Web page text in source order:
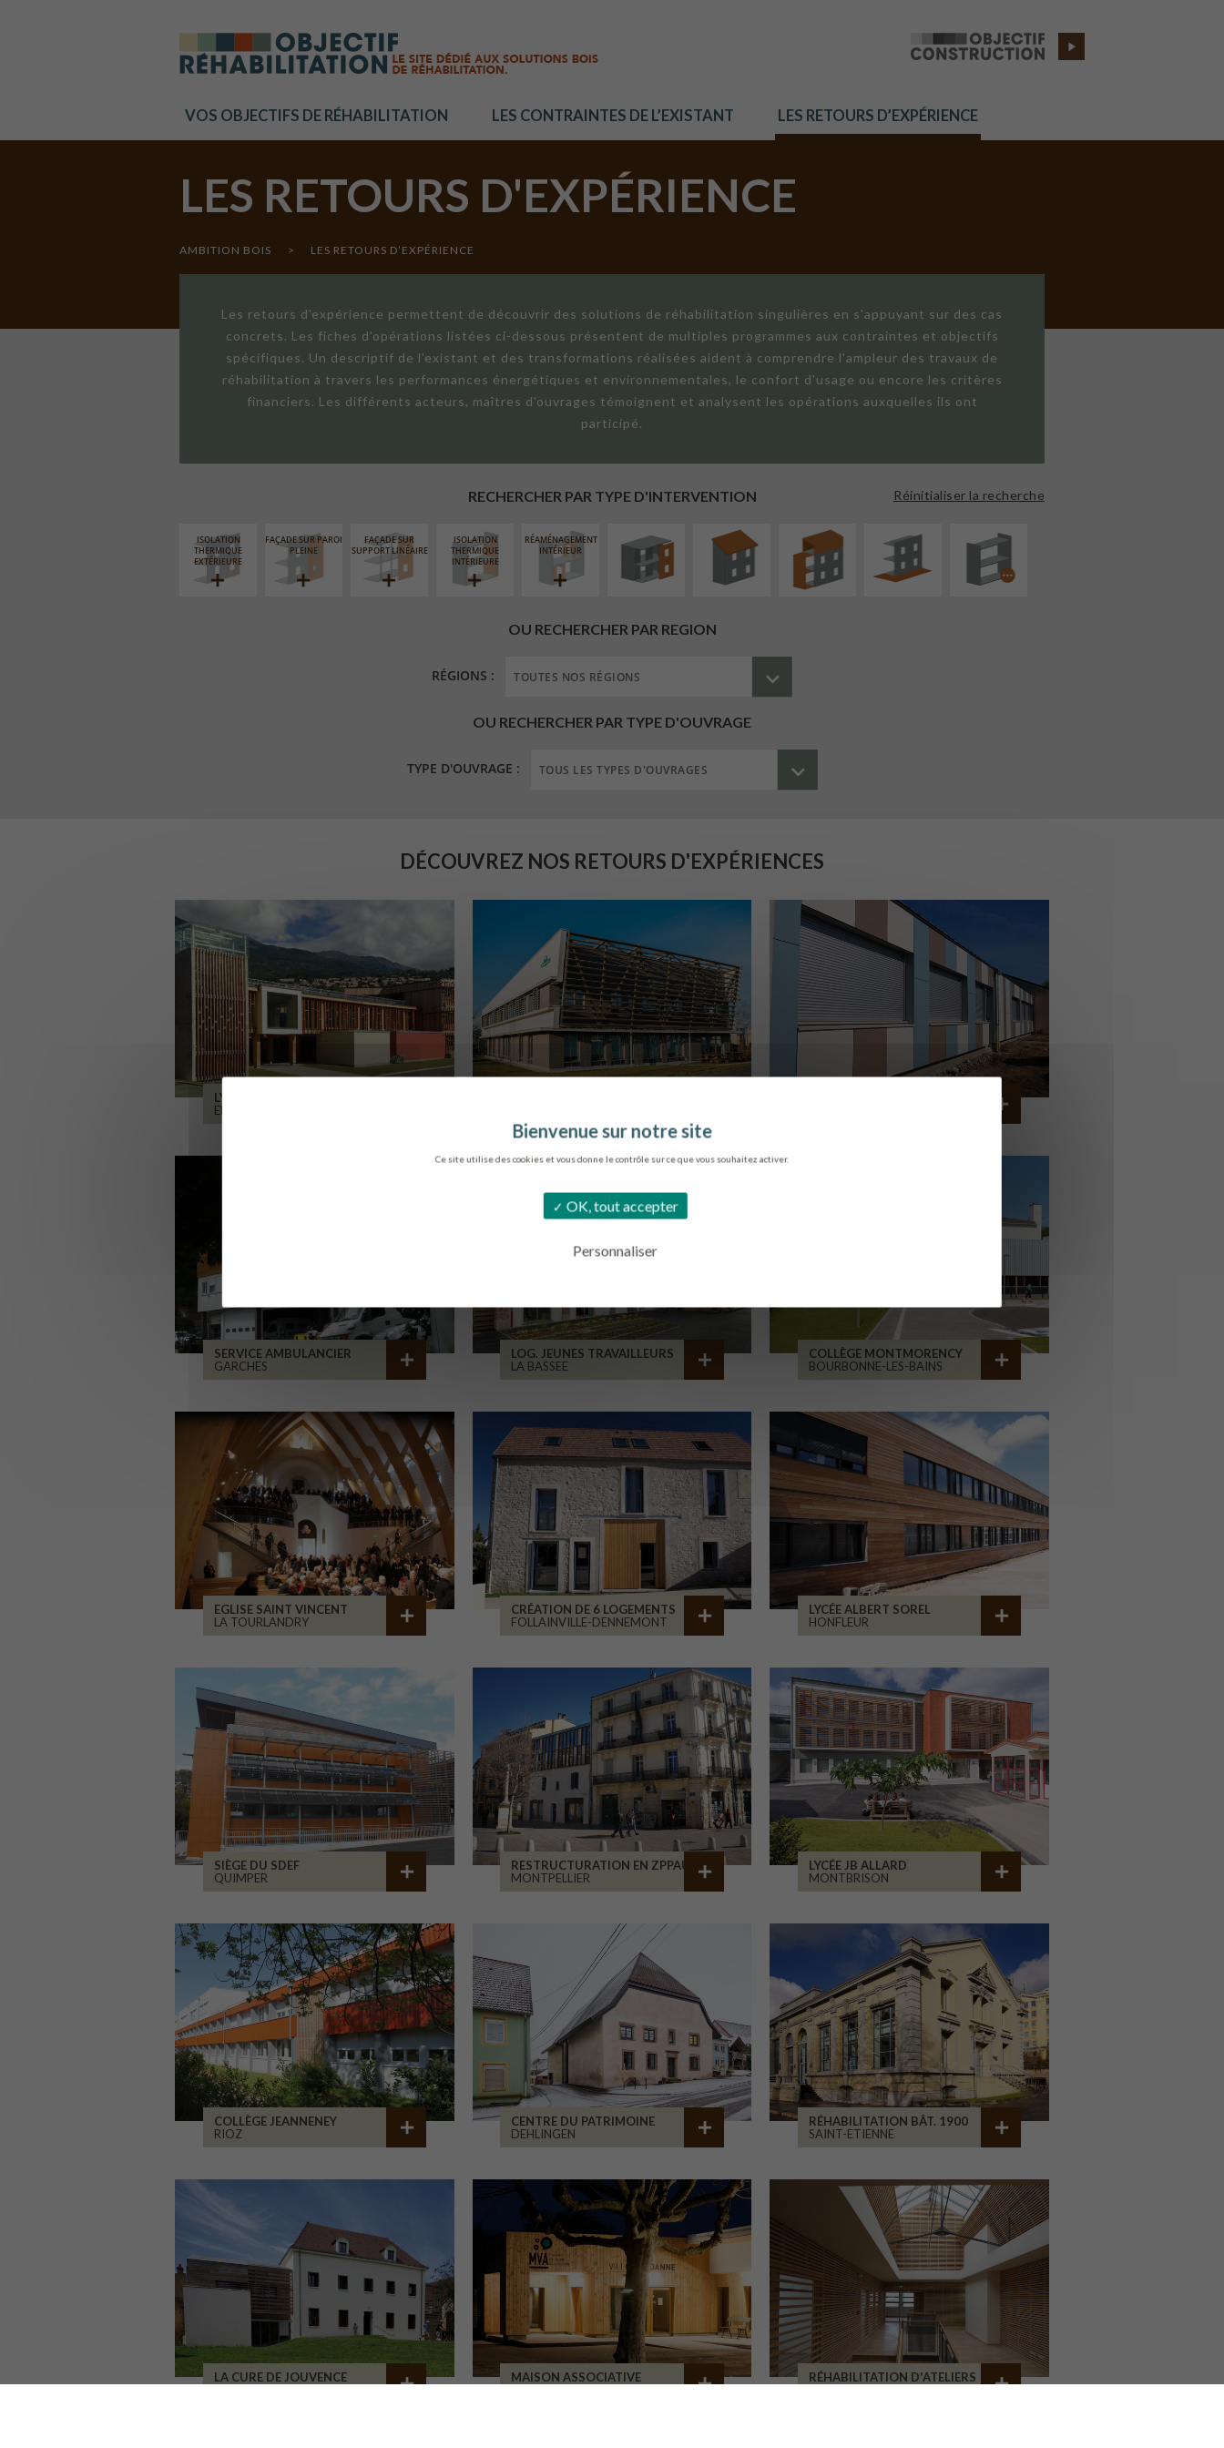
Ce site utilise des cookies et vous donne le contrôle sur ce que vous souhaitez activer.
OK, tout accepter
Personnaliser
VOS OBJECTIFS DE RÉHABILITATION LES CONTRAINTES DE L’EXISTANT LES RETOURS D’EXPÉRIENCE
LES RETOURS D'EXPÉRIENCE
AMBITION BOIS > LES RETOURS D’EXPÉRIENCE
Les retours d'expérience permettent de découvrir des solutions de réhabilitation singulières en s'appuyant sur des cas
concrets. Les fiches d'opérations listées ci-dessous présentent de multiples programmes aux contraintes et objectifs
spécifiques. Un descriptif de l'existant et des transformations réalisées aident à comprendre l'ampleur des travaux de
réhabilitation à travers les performances énergétiques et environnementales, le confort d'usage ou encore les critères
financiers. Les différents acteurs, maîtres d'ouvrages témoignent et analysent les opérations auxquelles ils ont
participé.
RECHERCHER PAR TYPE D'INTERVENTION Réinitialiser la recherche
ISOLATION
THERMIQUE
EXTÉRIEURE
FAÇADE SUR PAROI
PLEINE
FAÇADE SUR
SUPPORT LINÉAIRE
ISOLATION
THERMIQUE
INTÉRIEURE
RÉAMÉNAGEMENT
INTÉRIEUR
OU RECHERCHER PAR REGION
RÉGIONS :
OU RECHERCHER PAR TYPE D'OUVRAGE
TYPE D'OUVRAGE :
DÉCOUVREZ NOS RETOURS D'EXPÉRIENCES
LYCÉE ALPES ET DURANCE
EMBRUN
SERVICE AMBULANCIER
GARCHES
LOG. JEUNES TRAVAILLEURS
LA BASSEE
COLLÈGE MONTMORENCY
BOURBONNE-LES-BAINS
EGLISE SAINT VINCENT
LA TOURLANDRY
CRÉATION DE 6 LOGEMENTS
FOLLAINVILLE-DENNEMONT
LYCÉE ALBERT SOREL
HONFLEUR
SIÈGE DU SDEF
QUIMPER
RESTRUCTURATION EN ZPPAUP
MONTPELLIER
LYCÉE JB ALLARD
MONTBRISON
COLLÈGE JEANNENEY
RIOZ
CENTRE DU PATRIMOINE
DEHLINGEN
RÉHABILITATION BÂT. 1900
SAINT-ETIENNE
LA CURE DE JOUVENCE
MAISON ASSOCIATIVE
RÉHABILITATION D'ATELIERS